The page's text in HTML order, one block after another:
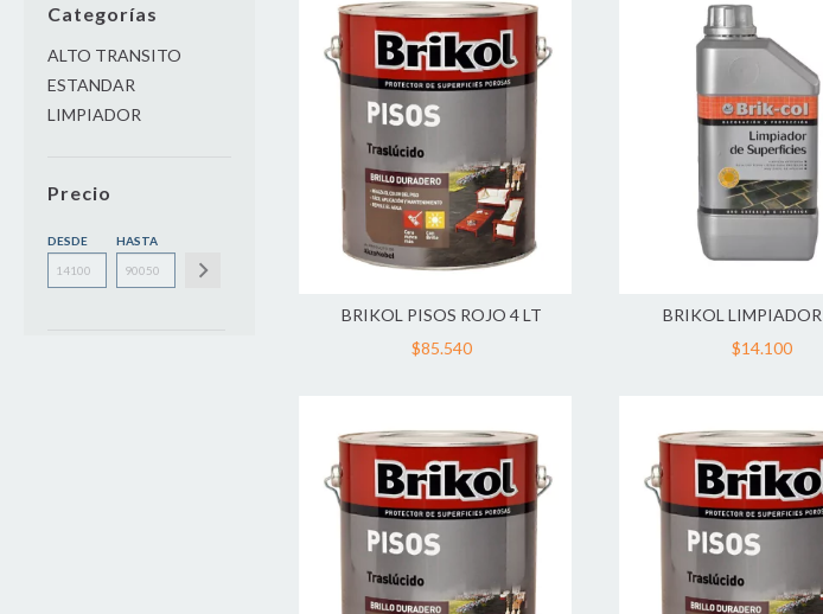
Categorías
ALTO TRANSITO
ESTANDAR
LIMPIADOR
Precio
DESDE HASTA
BRIKOL PISOS ROJO 4 LT
$85.540
BRIKOL LIMPIADOR
$14.100